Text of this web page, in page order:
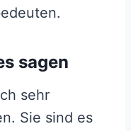
sagen
sehr
Sie sind es